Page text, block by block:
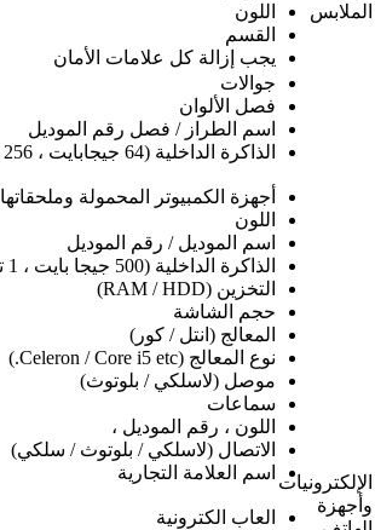
الملابس
اللون
القسم
يجب إزالة كل علامات الأمان
الإلكترونيات
وأجهزة
جوالات
فصل الألوان
اسم الطراز / فصل رقم الموديل
الذاكرة الداخلية (64 جيجابايت ، 256 جيجابايت ، إلخ.
أجهزة الكمبيوتر المحمولة وملحقاتها
اللون
اسم الموديل / رقم الموديل
الذاكرة الداخلية (500 جيجا بايت ، 1 تيرابايت)
التخزين (RAM / HDD)
حجم الشاشة
المعالج (انتل / كور)
نوع المعالج (Celeron / Core i5 etc.)
موصل (لاسلكي / بلوتوث)
سماعات
اللون ، رقم الموديل ،
الاتصال (لاسلكي / بلوتوث / سلكي)
اسم العلامة التجارية
العاب الكترونية